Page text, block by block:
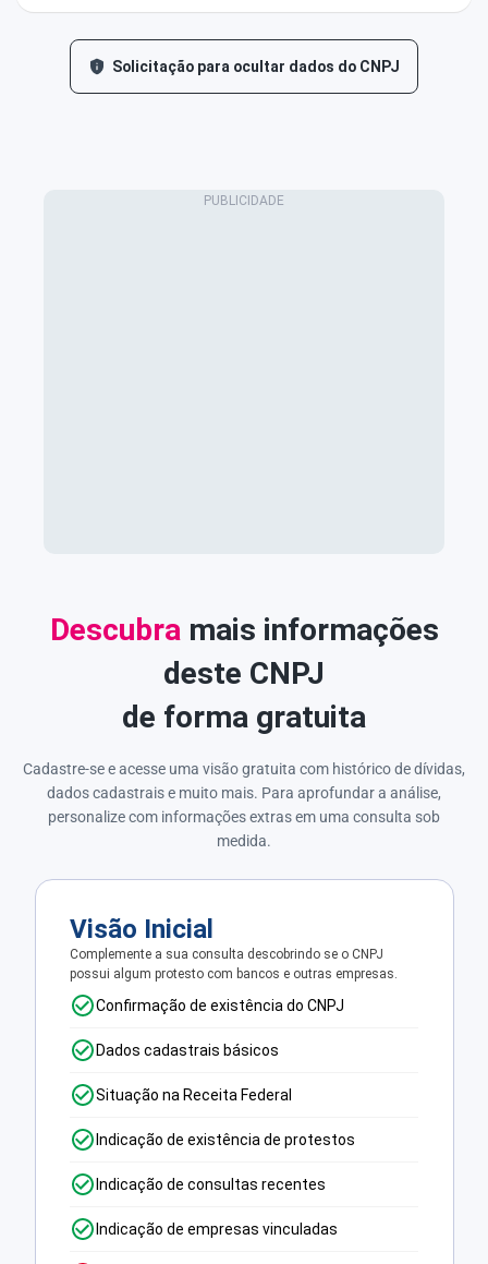
Solicitação para ocultar dados do CNPJ
Descubra mais informações
deste CNPJ
de forma gratuita
Cadastre-se e acesse uma visão gratuita com histórico de dívidas,
dados cadastrais e muito mais. Para aprofundar a análise,
personalize com informações extras em uma consulta sob
medida.
Visão Inicial
Complemente a sua consulta descobrindo se o CNPJ
possui algum protesto com bancos e outras empresas.
Confirmação de existência do CNPJ
Dados cadastrais básicos
Situação na Receita Federal
Indicação de existência de protestos
Indicação de consultas recentes
Indicação de empresas vinculadas